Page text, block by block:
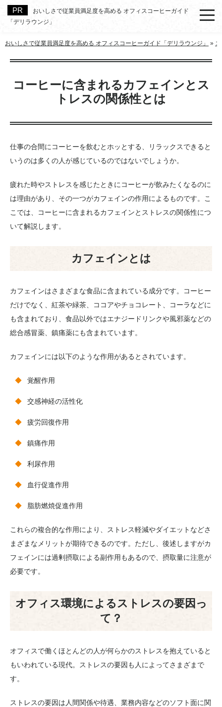
おいしさで従業員満足度を高める オフィスコーヒーガイド
「デリラウンジ」
おいしさで従業員満足度を高める オフィスコーヒーガイド「デリラウンジ」 »
コーヒーに含まれるカフェインとス
トレスの関係性とは
仕事の合間にコーヒーを飲むとホッとする、リラックスできると
いうのは多くの人が感じているのではないでしょうか。
疲れた時やストレスを感じたときにコーヒーが飲みたくなるのに
は理由があり、その一つがカフェインの作用によるものです。こ
こでは、コーヒーに含まれるカフェインとストレスの関係性につ
いて解説します。
カフェインとは
カフェインはさまざまな食品に含まれている成分です。コーヒー
だけでなく、紅茶や緑茶、ココアやチョコレート、コーラなどに
も含まれており、食品以外ではエナジードリンクや風邪薬などの
総合感冒薬、鎮痛薬にも含まれています。
カフェインには以下のような作用があるとされています。
覚醒作用
交感神経の活性化
疲労回復作用
鎮痛作用
利尿作用
血行促進作用
脂肪燃焼促進作用
これらの複合的な作用により、ストレス軽減やダイエットなどさ
まざまなメリットが期待できるのです。ただし、後述しますがカ
フェインには過剰摂取による副作用もあるので、摂取量に注意が
必要です。
オフィス環境によるストレスの要因っ
て？
オフィスで働くほとんどの人が何らかのストレスを抱えていると
もいわれている現代。ストレスの要因も人によってさまざまで
す。
ストレスの要因は人間関係や待遇、業務内容などのソフト面に関